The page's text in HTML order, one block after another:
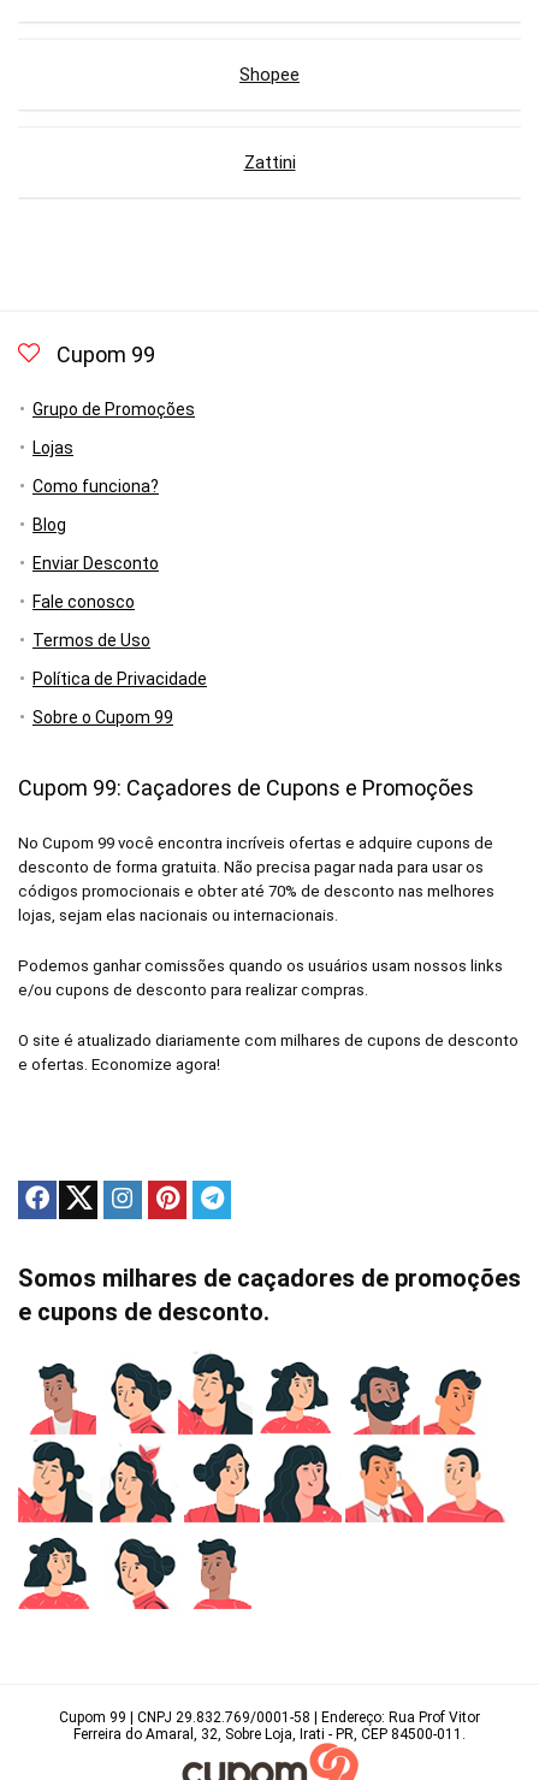
Shopee
Zattini
Cupom 99
Grupo de Promoções
Lojas
Como funciona?
Blog
Enviar Desconto
Fale conosco
Termos de Uso
Política de Privacidade
Sobre o Cupom 99
Cupom 99: Caçadores de Cupons e Promoções
No Cupom 99 você encontra incríveis ofertas e adquire cupons de
desconto de forma gratuita. Não precisa pagar nada para usar os
códigos promocionais e obter até 70% de desconto nas melhores
lojas, sejam elas nacionais ou internacionais.
Podemos ganhar comissões quando os usuários usam nossos links
e/ou cupons de desconto para realizar compras.
O site é atualizado diariamente com milhares de cupons de desconto
e ofertas. Economize agora!
Somos milhares de caçadores de promoções
e cupons de desconto.
Cupom 99 | CNPJ 29.832.769/0001-58 | Endereço: Rua Prof Vitor
Ferreira do Amaral, 32, Sobre Loja, Irati - PR, CEP 84500-011.